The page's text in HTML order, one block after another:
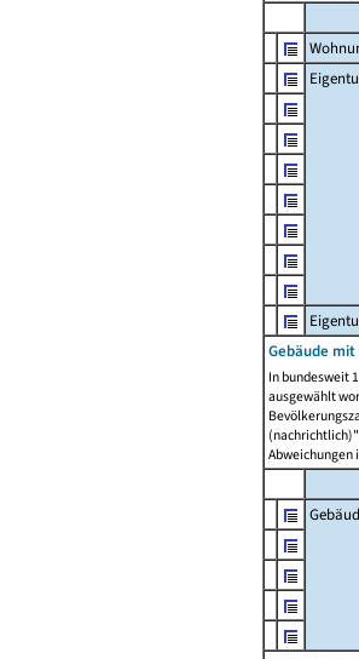
Gebäude
In bundesweit
ausgewählt
Abweichungen